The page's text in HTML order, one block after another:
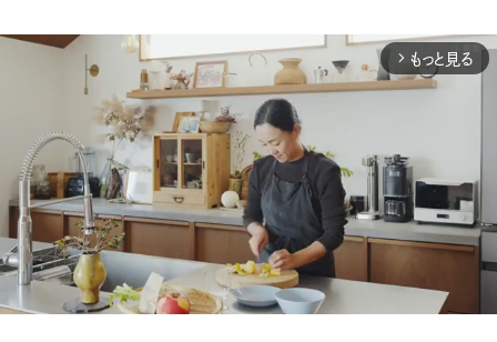
arrow_forward_ios もっと見る